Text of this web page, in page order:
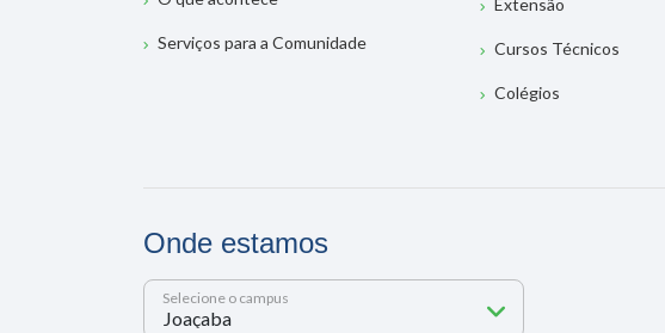
Serviços para a Comunidade
Extensão
Cursos Técnicos
Colégios
Onde estamos
Selecione o campus